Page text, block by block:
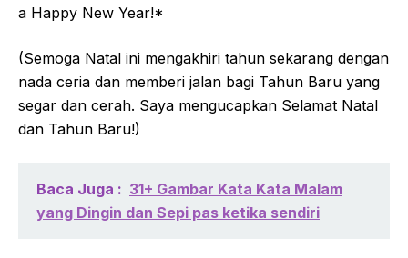
a Happy New Year!*
(Semoga Natal ini mengakhiri tahun sekarang dengan
nada ceria dan memberi jalan bagi Tahun Baru yang
segar dan cerah. Saya mengucapkan Selamat Natal
dan Tahun Baru!)
Baca Juga : 31+ Gambar Kata Kata Malam
yang Dingin dan Sepi pas ketika sendiri